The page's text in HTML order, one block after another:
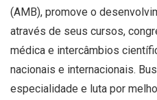
(AMB), promove o
através de seus cursos,
médica e intercâmbios
nacionais e internacionais.
especialidade e luta por